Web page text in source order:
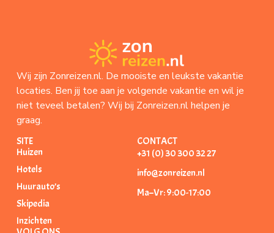
Wij zijn Zonreizen.nl. De mooiste en leukste vakantie
locaties. Ben jij toe aan je volgende vakantie en wil je
niet teveel betalen? Wij bij Zonreizen.nl helpen je
graag.
SITE
Huizen
Hotels
Huurauto’s
Skipedia
Inzichten
CONTACT
+31 (0) 30 300 32 27
info@zonreizen.nl
Ma–Vr: 9:00-17:00